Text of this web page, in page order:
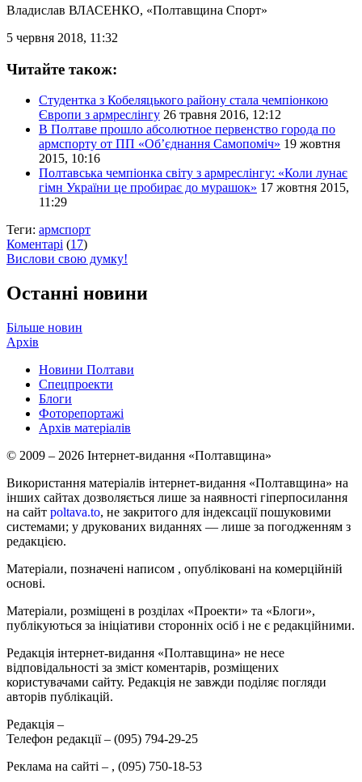
Владислав ВЛАСЕНКО, «Полтавщина Спорт»
5 червня 2018, 11:32
Читайте також:
Студентка з Кобеляцького району стала чемпіонкою
Європи з армреслінгу 26 травня 2016, 12:12
В Полтаве прошло абсолютное первенство города по
армспорту от ПП «Об’єднання Самопоміч» 19 жовтня
2015, 10:16
Полтавська чемпіонка світу з армреслінгу: «Коли лунає
гімн України це пробирає до мурашок» 17 жовтня 2015,
11:29
Теги: армспорт
Коментарі (17)
Вислови свою думку!
Останні новини
Більше новин
Архів
Новини Полтави
Спецпроекти
Блоги
Фоторепортажі
Архів матеріалів
© 2009 – 2026 Інтернет-видання «Полтавщина»
Використання матеріалів інтернет-видання «Полтавщина» на
інших сайтах дозволяється лише за наявності гіперпосилання
на сайт poltava.to, не закритого для індексації пошуковими
системами; у друкованих виданнях — лише за погодженням з
редакцією.
Матеріали, позначені написом , опубліковані на комерційній
основі.
Матеріали, розміщені в розділах «Проекти» та «Блоги»,
публікуються за ініціативи сторонніх осіб і не є редакційними.
Редакція інтернет-видання «Полтавщина» не несе
відповідальності за зміст коментарів, розміщених
користувачами сайту. Редакція не завжди поділяє погляди
авторів публікацій.
Редакція –
Телефон редакції – (095) 794-29-25
Реклама на сайті – , (095) 750-18-53